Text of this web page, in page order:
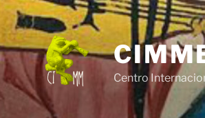
Centro